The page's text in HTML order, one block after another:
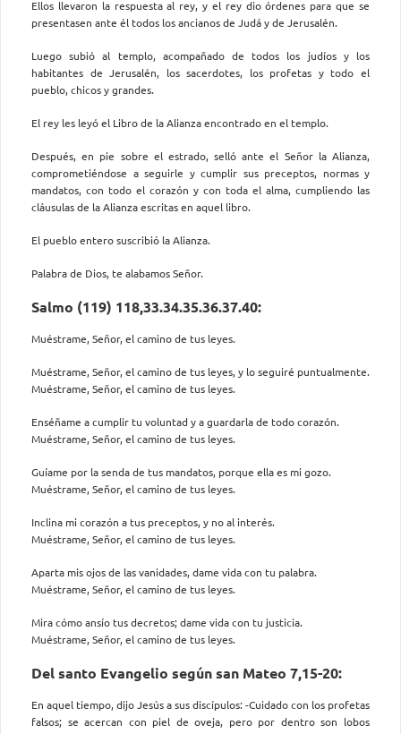
Ellos llevaron la respuesta al rey, y el rey dio órdenes para que se
presentasen ante él todos los ancianos de Judá y de Jerusalén.
Luego subió al templo, acompañado de todos los judíos y los
habitantes de Jerusalén, los sacerdotes, los profetas y todo el
pueblo, chicos y grandes.
El rey les leyó el Libro de la Alianza encontrado en el templo.
Después, en pie sobre el estrado, selló ante el Señor la Alianza,
comprometiéndose a seguirle y cumplir sus preceptos, normas y
mandatos, con todo el corazón y con toda el alma, cumpliendo las
cláusulas de la Alianza escritas en aquel libro.
El pueblo entero suscribió la Alianza.
Palabra de Dios, te alabamos Señor.
Salmo (119) 118,33.34.35.36.37.40:
Muéstrame, Señor, el camino de tus leyes.
Muéstrame, Señor, el camino de tus leyes, y lo seguiré puntualmente.
Muéstrame, Señor, el camino de tus leyes.
Enséñame a cumplir tu voluntad y a guardarla de todo corazón.
Muéstrame, Señor, el camino de tus leyes.
Guíame por la senda de tus mandatos, porque ella es mi gozo.
Muéstrame, Señor, el camino de tus leyes.
Inclina mi corazón a tus preceptos, y no al interés.
Muéstrame, Señor, el camino de tus leyes.
Aparta mis ojos de las vanidades, dame vida con tu palabra.
Muéstrame, Señor, el camino de tus leyes.
Mira cómo ansío tus decretos; dame vida con tu justicia.
Muéstrame, Señor, el camino de tus leyes.
Del santo Evangelio según san Mateo 7,15-20:
En aquel tiempo, dijo Jesús a sus discípulos: -Cuidado con los profetas
falsos; se acercan con piel de oveja, pero por dentro son lobos